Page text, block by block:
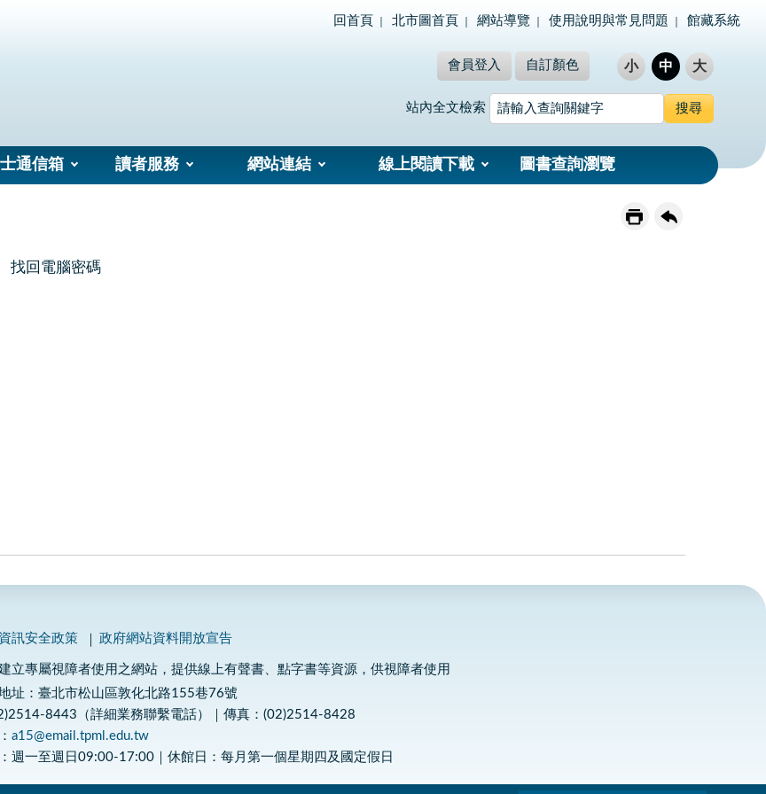
回首頁 北市圖首頁 網站導覽 使用說明與常見問題 館藏系統
會員登入 自訂顏色 小 中 大
站內全文檢索
通信箱 讀者服務 網站連結 線上閱讀下載 圖書查詢瀏覽
找回電腦密碼
訊安全政策 政府網站資料開放宣告
立專屬視障者使用之網站，提供線上有聲書、點字書等資源，供視障者使用
址：臺北市松山區敦化北路155巷76號
8443（詳細業務聯繫電話）｜傳真：(02)2514-8428
a15@email.tpml.edu.tw
週一至週日09:00-17:00｜休館日：每月第一個星期四及國定假日